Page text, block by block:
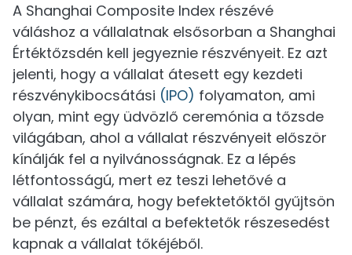
A Shanghai Composite Index részévé
váláshoz a vállalatnak elsősorban a Shanghai
Értéktőzsdén kell jegyeznie részvényeit. Ez azt
jelenti, hogy a vállalat átesett egy kezdeti
részvénykibocsátási (IPO) folyamaton, ami
olyan, mint egy üdvözlő ceremónia a tőzsde
világában, ahol a vállalat részvényeit először
kínálják fel a nyilvánosságnak. Ez a lépés
létfontosságú, mert ez teszi lehetővé a
vállalat számára, hogy befektetőktől gyűjtsön
be pénzt, és ezáltal a befektetők részesedést
kapnak a vállalat tőkéjéből.